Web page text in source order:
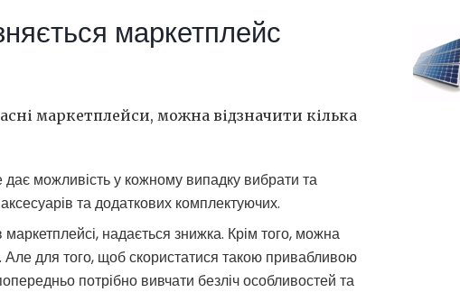
маркетплейс
маркетплейси, можна відзначити кілька
можливість у кожному випадку вибрати та
та додаткових комплектуючих.
маркетплейсі, надається знижка. Крім того, можна
Але для того, щоб скористатися такою привабливою
потрібно вивчати безліч особливостей та